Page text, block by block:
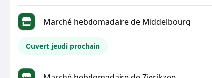
Marché hebdomadaire de Middelbourg
Ouvert jeudi prochain